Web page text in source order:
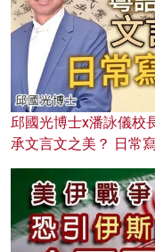
邱國光博士x潘詠儀校
承文言文之美？ 日常